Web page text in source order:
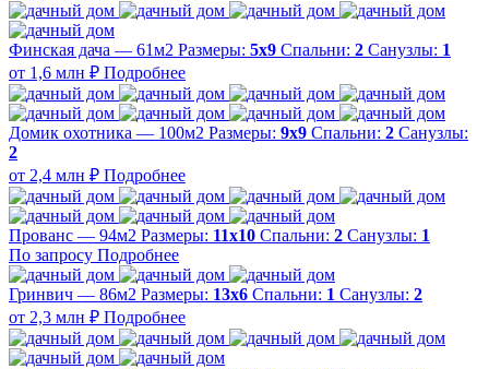
Финская дача — 61м2 Размеры: 5х9 Спальни: 2 Санузлы: 1
от 1,6 млн ₽ Подробнее
Домик охотника — 100м2 Размеры: 9х9 Спальни: 2 Санузлы:
2
от 2,4 млн ₽ Подробнее
Прованс — 94м2 Размеры: 11х10 Спальни: 2 Санузлы: 1
По запросу Подробнее
Гринвич — 86м2 Размеры: 13х6 Спальни: 1 Санузлы: 2
от 2,3 млн ₽ Подробнее